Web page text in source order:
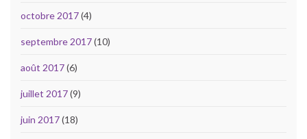
octobre 2017(4)
septembre 2017(10)
août 2017(6)
juillet 2017(9)
juin 2017(18)